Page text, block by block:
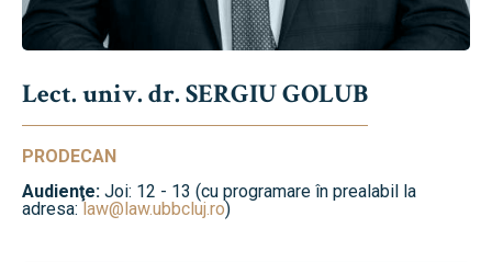
Lect. univ. dr. SERGIU GOLUB
PRODECAN
Audienţe: Joi: 12 - 13 (cu programare în prealabil la
adresa:law@law.ubbcluj.ro)